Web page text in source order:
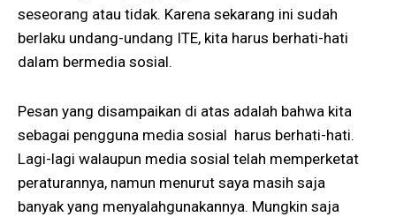
seseorang atau tidak. Karena sekarang ini sudah
berlaku undang-undang ITE, kita harus berhati-hati
dalam bermedia sosial.
Pesan yang disampaikan di atas adalah bahwa kita
sebagai pengguna media sosial harus berhati-hati.
Lagi-lagi walaupun media sosial telah memperketat
peraturannya, namun menurut saya masih saja
banyak yang menyalahgunakannya. Mungkin saja